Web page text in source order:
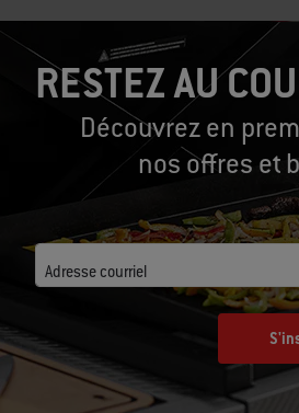
des
RESTEZ AU
Découvrez en
nos offres et
Adresse courriel